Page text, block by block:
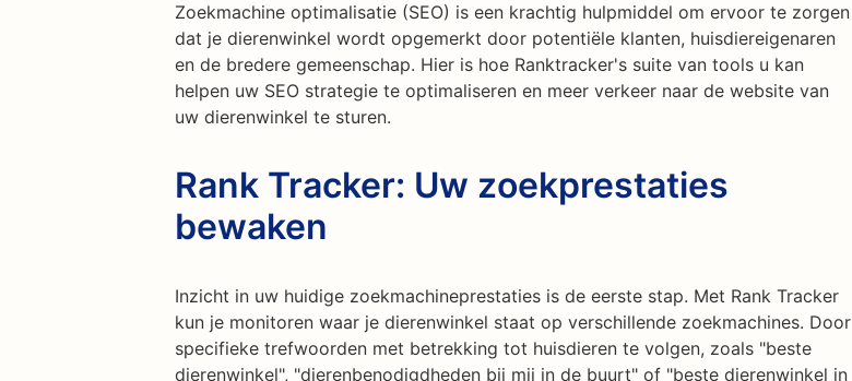
Zoekmachine optimalisatie (SEO) is een krachtig hulpmiddel om ervoor te zorgen
dat je dierenwinkel wordt opgemerkt door potentiële klanten, huisdiereigenaren
en de bredere gemeenschap. Hier is hoe Ranktracker's suite van tools u kan
helpen uw SEO strategie te optimaliseren en meer verkeer naar de website van
uw dierenwinkel te sturen.
Rank Tracker: Uw zoekprestaties
bewaken
Inzicht in uw huidige zoekmachineprestaties is de eerste stap. Met Rank Tracker
kun je monitoren waar je dierenwinkel staat op verschillende zoekmachines. Door
specifieke trefwoorden met betrekking tot huisdieren te volgen, zoals "beste
dierenwinkel", "dierenbenodigdheden bij mij in de buurt" of "beste dierenwinkel in